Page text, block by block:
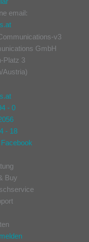
email:
GmbH
Platz 3
Austria)
- 0
- 18
Facebook
Buy